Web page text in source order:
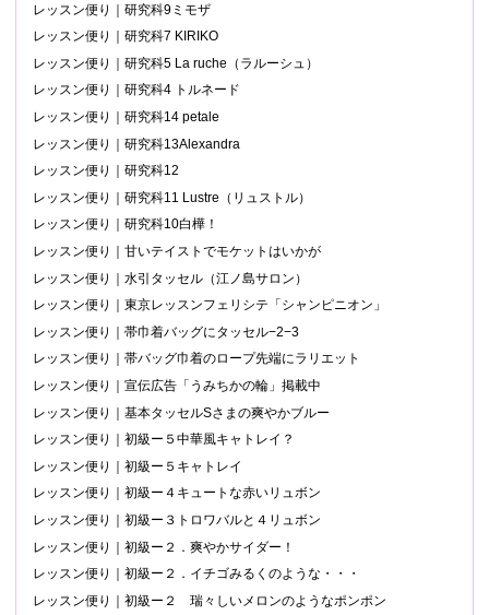
レッスン便り｜研究科9ミモザ
レッスン便り｜研究科7 KIRIKO
レッスン便り｜研究科5 La ruche（ラルーシュ）
レッスン便り｜研究科4 トルネード
レッスン便り｜研究科14 petale
レッスン便り｜研究科13Alexandra
レッスン便り｜研究科12
レッスン便り｜研究科11 Lustre（リュストル）
レッスン便り｜研究科10白樺！
レッスン便り｜甘いテイストでモケットはいかが
レッスン便り｜水引タッセル（江ノ島サロン）
レッスン便り｜東京レッスンフェリシテ「シャンピニオン」
レッスン便り｜帯巾着バッグにタッセル−2−3
レッスン便り｜帯バッグ巾着のロープ先端にラリエット
レッスン便り｜宣伝広告「うみちかの輪」掲載中
レッスン便り｜基本タッセルSさまの爽やかブルー
レッスン便り｜初級ー５中華風キャトレイ？
レッスン便り｜初級ー５キャトレイ
レッスン便り｜初級ー４キュートな赤いリュボン
レッスン便り｜初級ー３トロワバルと４リュボン
レッスン便り｜初級ー２．爽やかサイダー！
レッスン便り｜初級ー２．イチゴみるくのような・・・
レッスン便り｜初級ー２ 瑞々しいメロンのようなポンポン